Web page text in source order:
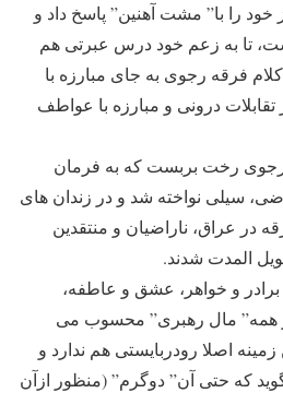
را با” مشت آهنین” پاسخ داد و
تا به زعم خود درس عبرتی هم
فرقه رجوی به جای مبارزه با
درونی و مبارزه با عواطف
رخت بربست که به فرمان
سیلی نواخته شد و در زندان های
عراق، ناراضیان و منتقدین
المدت شدند.
برادر و خواهر، عشق و عاطفه،
مال رهبری” محسوب می
اصلا رودربایستی هم ندارد و
که حتی آن” دوگرم” (منظور ازآن